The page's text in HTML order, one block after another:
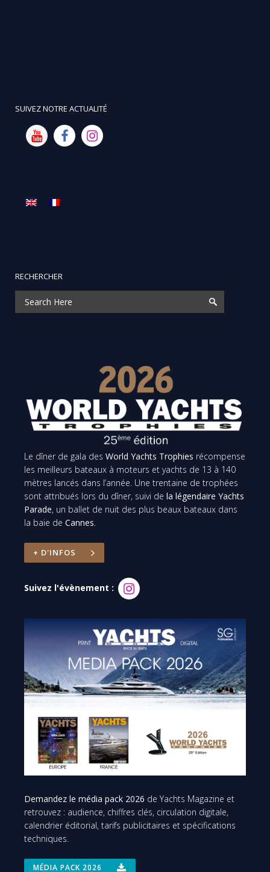
SUIVEZ NOTRE ACTUALITÉ
RECHERCHER
Le dîner de gala des World Yachts Trophies récompense
les meilleurs bateaux à moteurs et yachts de 13 à 140
mètres lancés dans l’année. Une trentaine de trophées
sont attribués lors du dîner, suivi de la légendaire Yachts
Parade, un ballet de nuit des plus beaux bateaux dans
la baie de Cannes.
+ D'INFOS
Suivez l'évènement :
Demandez le média pack 2026 de Yachts Magazine et
retrouvez : audience, chiffres clés, circulation digitale,
calendrier éditorial, tarifs publicitaires et spécifications
techniques.
MÉDIA PACK 2026